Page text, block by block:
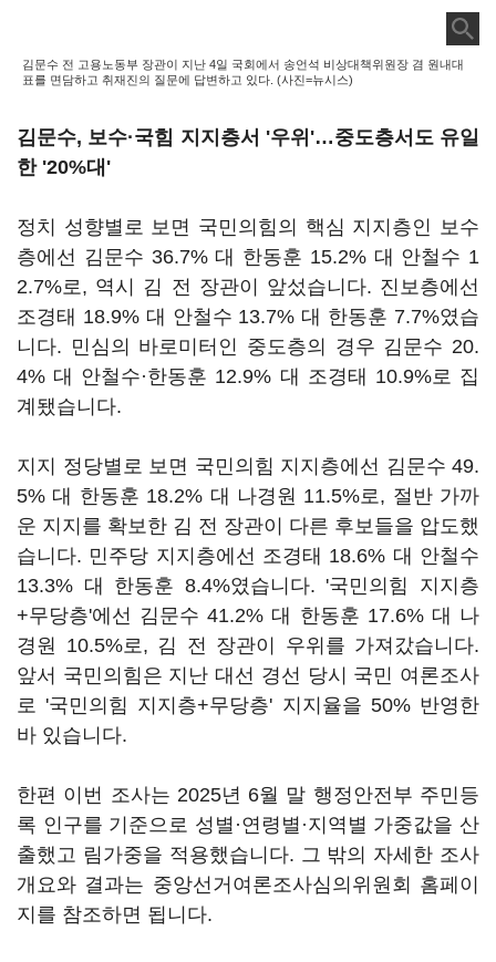
김문수 전 고용노동부 장관이 지난 4일 국회에서 송언석 비상대책위원장 겸 원내대
표를 면담하고 취재진의 질문에 답변하고 있다. (사진=뉴시스)
김문수, 보수·국힘 지지층서 '우위'…중도층서도 유일
한 '20%대'
정치 성향별로 보면 국민의힘의 핵심 지지층인 보수
층에선 김문수 36.7% 대 한동훈 15.2% 대 안철수 1
2.7%로, 역시 김 전 장관이 앞섰습니다. 진보층에선
조경태 18.9% 대 안철수 13.7% 대 한동훈 7.7%였습
니다. 민심의 바로미터인 중도층의 경우 김문수 20.
4% 대 안철수·한동훈 12.9% 대 조경태 10.9%로 집
계됐습니다.
지지 정당별로 보면 국민의힘 지지층에선 김문수 49.
5% 대 한동훈 18.2% 대 나경원 11.5%로, 절반 가까
운 지지를 확보한 김 전 장관이 다른 후보들을 압도했
습니다. 민주당 지지층에선 조경태 18.6% 대 안철수
13.3% 대 한동훈 8.4%였습니다. '국민의힘 지지층
+무당층'에선 김문수 41.2% 대 한동훈 17.6% 대 나
경원 10.5%로, 김 전 장관이 우위를 가져갔습니다.
앞서 국민의힘은 지난 대선 경선 당시 국민 여론조사
로 '국민의힘 지지층+무당층' 지지율을 50% 반영한
바 있습니다.
한편 이번 조사는 2025년 6월 말 행정안전부 주민등
록 인구를 기준으로 성별·연령별·지역별 가중값을 산
출했고 림가중을 적용했습니다. 그 밖의 자세한 조사
개요와 결과는 중앙선거여론조사심의위원회 홈페이
지를 참조하면 됩니다.